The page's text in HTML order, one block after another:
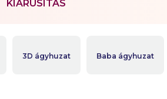
3D ágyhuzat Baba ágyhuzat
KIÁRUSÍTÁS